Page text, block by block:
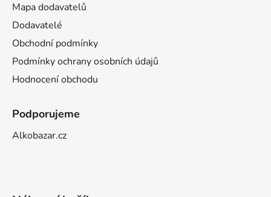
Mapa dodavatelů
Dodavatelé
Obchodní podmínky
Podmínky ochrany osobních údajů
Hodnocení obchodu
Podporujeme
Alkobazar.cz